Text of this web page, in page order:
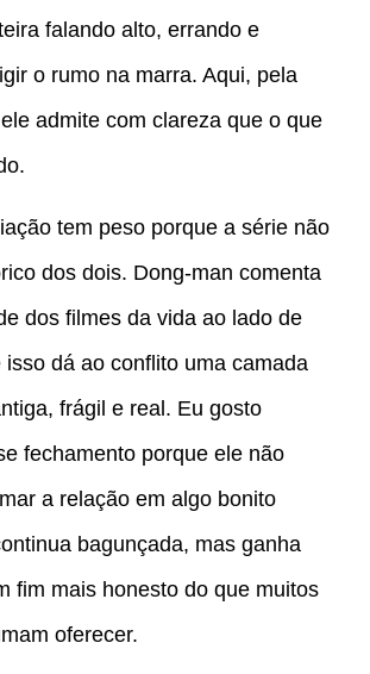
falando alto, errando e
o rumo na marra. Aqui, pela
admite com clareza que o que
tem peso porque a série não
dos dois. Dong-man comenta
dos filmes da vida ao lado de
isso dá ao conflito uma camada
frágil e real. Eu gosto
fechamento porque ele não
a relação em algo bonito
bagunçada, mas ganha
fim mais honesto do que muitos
oferecer.